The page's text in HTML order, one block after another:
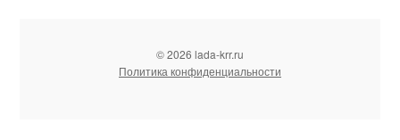
© 2026 lada-krr.ru
Политика конфиденциальности